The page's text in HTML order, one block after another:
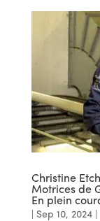
Christine
Motrices de
En plein
Sep 10, 2024|